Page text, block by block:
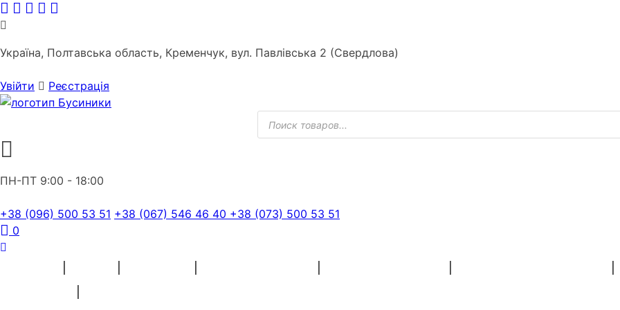
Skip
to
Україна, Полтавська область, Кременчук, вул. Павлівська 2 (Свердлова)
Увійти Реєстрація
Пошук
товарів
ПН-ПТ 9:00 - 18:00
+38 (096) 500 53 51 +38 (067) 546 46 40 +38 (073) 500 53 51
0